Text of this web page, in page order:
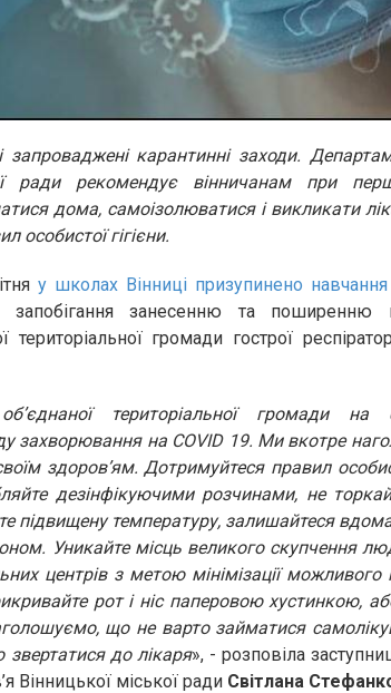
запроваджені карантинні заходи.
ради рекомендує вінничанам при
дома, самоізолюватися і викликати
особистої гігієни.
у школах Вінниці призупинено навчання
запобігання занесенню та поширенню
територіальної громади гострої
територіальної громади на
захворювання на СОVID 19. Ми вкотре
здоров’ям. Дотримуйтеся правил
дезінфікуючими розчинами, не
підвищену температуру, залишайтеся
Уникайте місць великого скупчення
центрів з метою мінімізації можливого
рот і ніс паперовою хустинкою,
що не варто займатися
звертатися до лікаря», - розповіла
Вінницької міської ради Світлана